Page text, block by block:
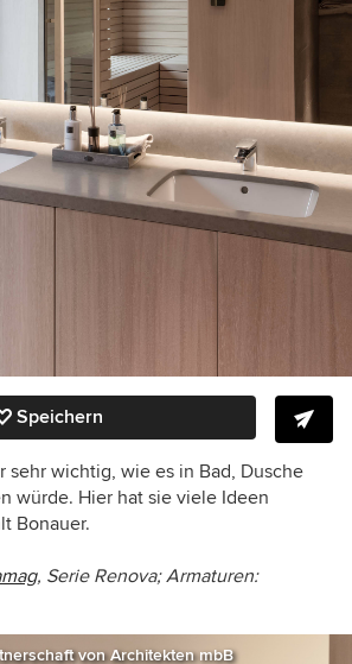
Speichern
sehr wichtig, wie es in Bad, Dusche
würde. Hier hat sie viele Ideen
Bonauer.
, Serie Renova; Armaturen:
von Architekten mbB